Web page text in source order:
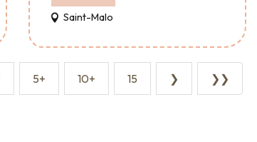
Saint-Malo
5+ 10+ 15 ❯ ❯❯